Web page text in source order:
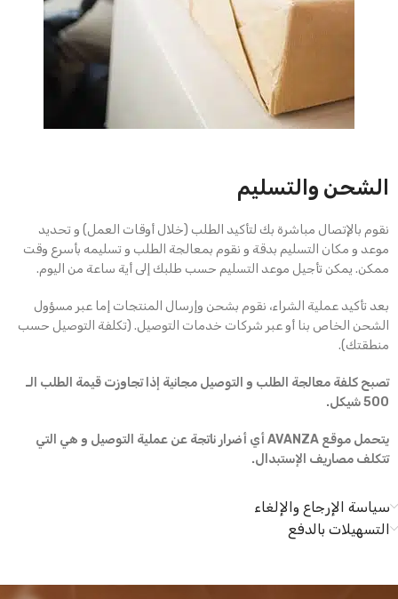
الشحن والتسليم
نقوم بالإتصال مباشرة بك لتأكيد الطلب (خلال أوقات العمل) و تحديد
موعد و مكان التسليم بدقة و نقوم بمعالجة الطلب و تسليمه بأسرع وقت
ممكن. يمكن تأجيل موعد التسليم حسب طلبك إلى أية ساعة من اليوم.
بعد تأكيد عملية الشراء، نقوم بشحن وإرسال المنتجات إما عبر مسؤول
الشحن الخاص بنا أو عبر شركات خدمات التوصيل. (تكلفة التوصيل حسب
منطقتك).
تصبح كلفة معالجة الطلب و التوصيل مجانية إذا تجاوزت قيمة الطلب الـ
500 شيكل.
يتحمل موقع AVANZA أي أضرار ناتجة عن عملية التوصيل و هي التي
تتكلف مصاريف الإستبدال.
سياسة الإرجاع والإلغاء
التسهيلات بالدفع